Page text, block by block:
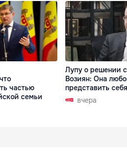
частью
семьи
Лупу о решении
Возиян: Она
представить
вчера